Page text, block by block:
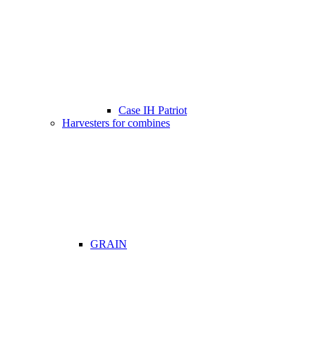
Case IH Patriot
Harvesters for combines
GRAIN